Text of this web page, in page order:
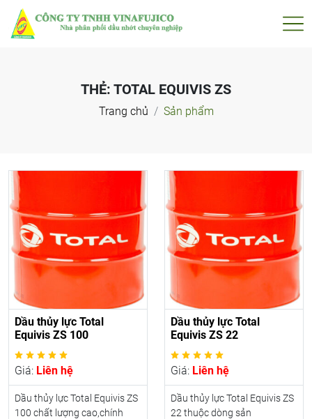
THẺ: TOTAL EQUIVIS ZS
Trang chủ Sản phẩm
Dầu thủy lực Total
Equivis ZS 100
Giá: Liên hệ
Dầu thủy lực Total Equivis ZS
100 chất lượng cao,chính
Dầu thủy lực Total
Equivis ZS 22
Giá: Liên hệ
Dầu thủy lực Total Equivis ZS
22 thuộc dòng sản